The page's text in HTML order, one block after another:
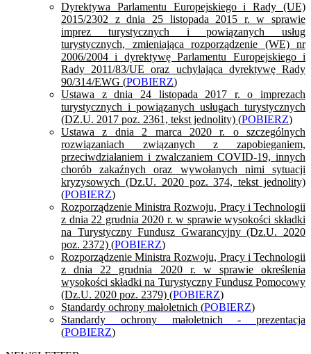
Dyrektywa Parlamentu Europejskiego i Rady (UE)
2015/2302 z dnia 25 listopada 2015 r. w sprawie
imprez turystycznych i powiązanych usług
turystycznych, zmieniająca rozporządzenie (WE) nr
2006/2004 i dyrektywę Parlamentu Europejskiego i
Rady 2011/83/UE oraz uchylająca dyrektywę Rady
90/314/EWG (POBIERZ)
Ustawa z dnia 24 listopada 2017 r. o imprezach
turystycznych i powiązanych usługach turystycznych
(DZ.U. 2017 poz. 2361, tekst jednolity) (POBIERZ)
Ustawa z dnia 2 marca 2020 r. o szczególnych
rozwiązaniach związanych z zapobieganiem,
przeciwdziałaniem i zwalczaniem COVID-19, innych
chorób zakaźnych oraz wywołanych nimi sytuacji
kryzysowych (Dz.U. 2020 poz. 374, tekst jednolity)
(POBIERZ)
Rozporządzenie Ministra Rozwoju, Pracy i Technologii
z dnia 22 grudnia 2020 r. w sprawie wysokości składki
na Turystyczny Fundusz Gwarancyjny (Dz.U. 2020
poz. 2372) (POBIERZ)
Rozporządzenie Ministra Rozwoju, Pracy i Technologii
z dnia 22 grudnia 2020 r. w sprawie określenia
wysokości składki na Turystyczny Fundusz Pomocowy
(Dz.U. 2020 poz. 2379) (POBIERZ)
Standardy ochrony małoletnich (POBIERZ)
Standardy ochrony małoletnich - prezentacja
(POBIERZ)